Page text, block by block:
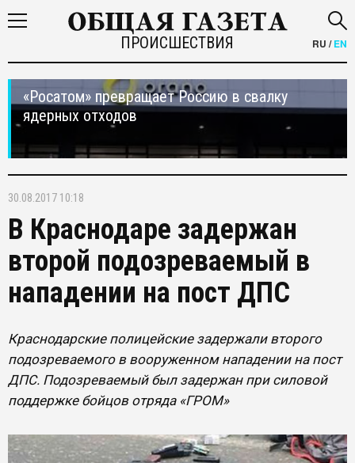
ПРОИСШЕСТВИЯ RU /EN
«Росатом» превращает Россию в свалку
ядерных отходов
30.08.2017 10:18
В Краснодаре задержан
второй подозреваемый в
нападении на пост ДПС
Краснодарские полицейские задержали второго
подозреваемого в вооруженном нападении на пост
ДПС. Подозреваемый был задержан при силовой
поддержке бойцов отряда «ГРОМ»